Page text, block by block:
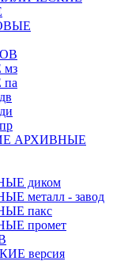
АРХИВНЫЕ
диком
металл - завод
пакс
промет
версия